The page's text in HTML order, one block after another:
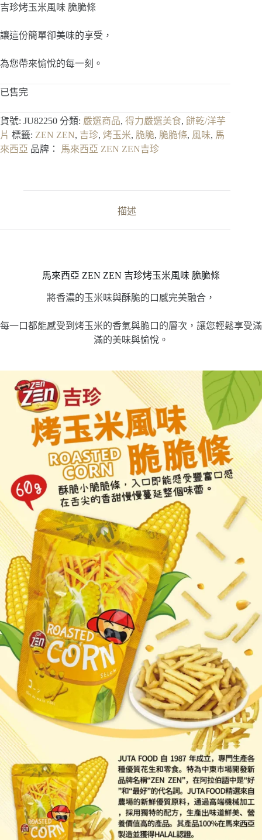
吉珍烤玉米風味 脆脆條
讓這份簡單卻美味的享受，
為您帶來愉悅的每一刻。
已售完
貨號: JU82250 分類: 嚴選商品, 得力嚴選美食, 餅乾/洋芋
片 標籤: ZEN ZEN, 吉珍, 烤玉米, 脆脆, 脆脆條, 風味, 馬
來西亞 品牌： 馬來西亞 ZEN ZEN吉珍
描述
馬來西亞 ZEN ZEN 吉珍烤玉米風味 脆脆條
將香濃的玉米味與酥脆的口感完美融合，
每一口都能感受到烤玉米的香氣與脆口的層次，讓您輕鬆享受滿
滿的美味與愉悅。